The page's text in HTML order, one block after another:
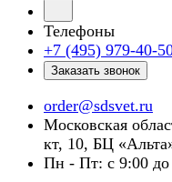
Телефоны
+7 (495) 979-40-
Заказать звонок
order@sdsvet.ru
Московская
кт, 10, БЦ
Пн - Пт: с 9:00 до